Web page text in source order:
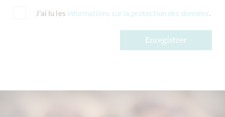
J'ai lu les informations sur la protection des données.
Enregistrer